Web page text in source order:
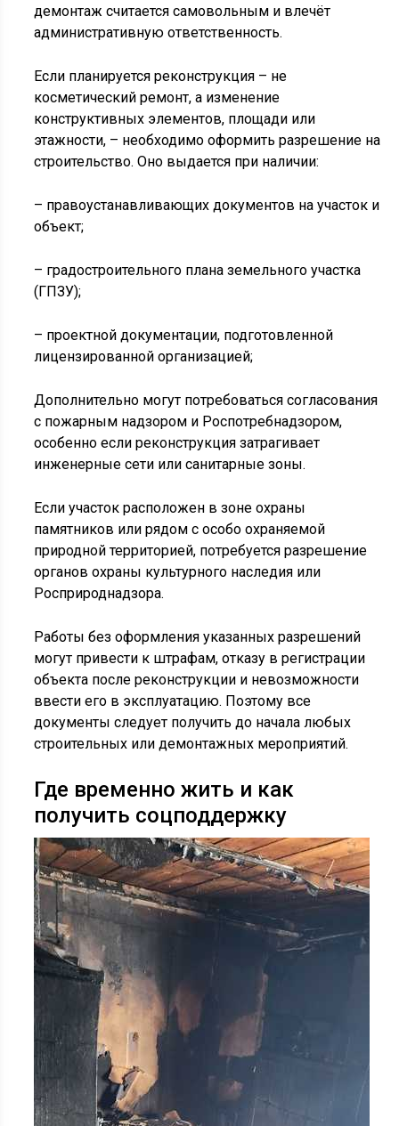
демонтаж считается самовольным и влечёт
административную ответственность.
Если планируется реконструкция – не
косметический ремонт, а изменение
конструктивных элементов, площади или
этажности, – необходимо оформить разрешение на
строительство. Оно выдается при наличии:
– правоустанавливающих документов на участок и
объект;
– градостроительного плана земельного участка
(ГПЗУ);
– проектной документации, подготовленной
лицензированной организацией;
Дополнительно могут потребоваться согласования
с пожарным надзором и Роспотребнадзором,
особенно если реконструкция затрагивает
инженерные сети или санитарные зоны.
Если участок расположен в зоне охраны
памятников или рядом с особо охраняемой
природной территорией, потребуется разрешение
органов охраны культурного наследия или
Росприроднадзора.
Работы без оформления указанных разрешений
могут привести к штрафам, отказу в регистрации
объекта после реконструкции и невозможности
ввести его в эксплуатацию. Поэтому все
документы следует получить до начала любых
строительных или демонтажных мероприятий.
Где временно жить и как
получить соцподдержку